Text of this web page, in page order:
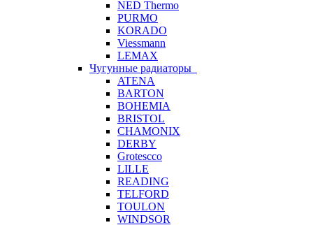
NED Thermo
PURMO
KORADO
Viessmann
LEMAX
Чугунные радиаторы
ATENA
BARTON
BOHEMIA
BRISTOL
CHAMONIX
DERBY
Grotescco
LILLE
READING
TELFORD
TOULON
WINDSOR